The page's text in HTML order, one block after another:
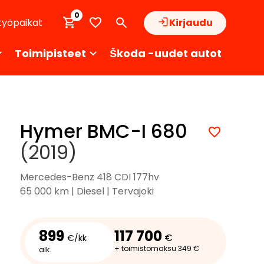
Kirjaudu
0
Toimipisteet Škoda -uudet autot
Hymer BMC-I 680
(2019)
Mercedes-Benz 418 CDI 177hv
65 000 km | Diesel | Tervajoki
899 €/kk
alk.
117 700 €
+ toimistomaksu 349 €